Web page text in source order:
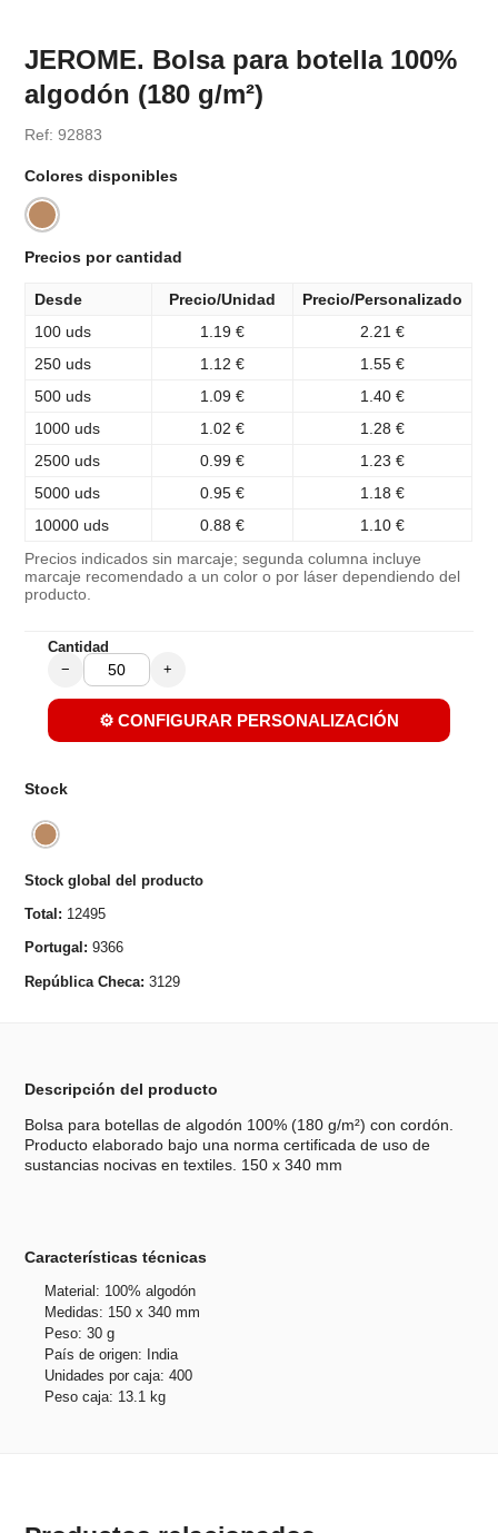
JEROME. Bolsa para botella 100%
algodón (180 g/m²)
Ref: 92883
Colores disponibles
Precios por cantidad
Desde Precio/Unidad
Precio/Personalizado
100 uds
1.19 €
2.21 €
250 uds
1.12 €
1.55 €
500 uds
1.09 €
1.40 €
1000 uds
1.02 €
1.28 €
2500 uds
0.99 €
1.23 €
5000 uds
0.95 €
1.18 €
10000 uds
0.88 € 1.10 €
Precios indicados sin marcaje; segunda columna incluye
marcaje recomendado a un color o por láser dependiendo del
producto.
Cantidad
− +
⚙️ CONFIGURAR PERSONALIZACIÓN
Stock
Stock global del producto
Total: 12495
Portugal: 9366
República Checa: 3129
Descripción del producto
Bolsa para botellas de algodón 100% (180 g/m²) con cordón.
Producto elaborado bajo una norma certificada de uso de
sustancias nocivas en textiles. 150 x 340 mm
Características técnicas
Material: 100% algodón
Medidas: 150 x 340 mm
Peso: 30 g
País de origen: India
Unidades por caja: 400
Peso caja: 13.1 kg